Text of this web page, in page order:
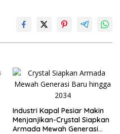
Industri Kapal Pesiar Makin
Menjanjikan-Crystal Siapkan
Armada Mewah Generasi